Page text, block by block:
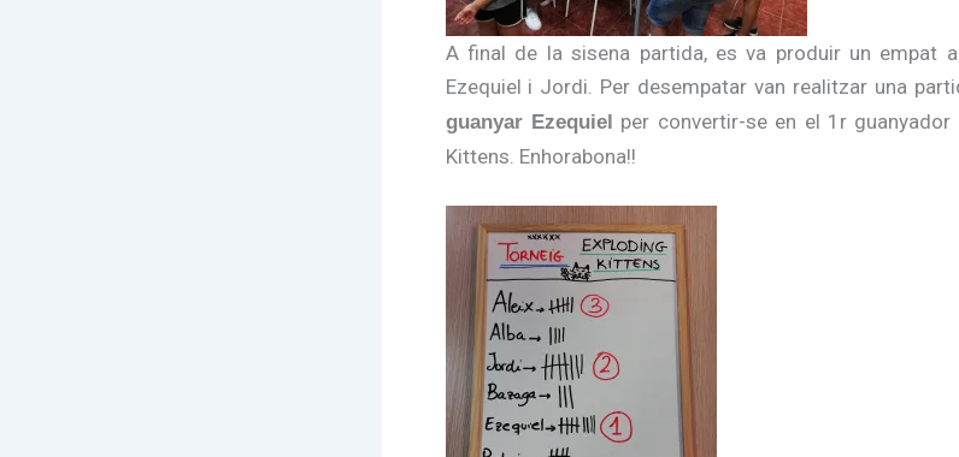
A final de la sisena partida, es va produir un empat
Ezequiel i Jordi. Per desempatar van realitzar una
guanyar Ezequiel per convertir-se en el 1r guanyador
Kittens. Enhorabona!!